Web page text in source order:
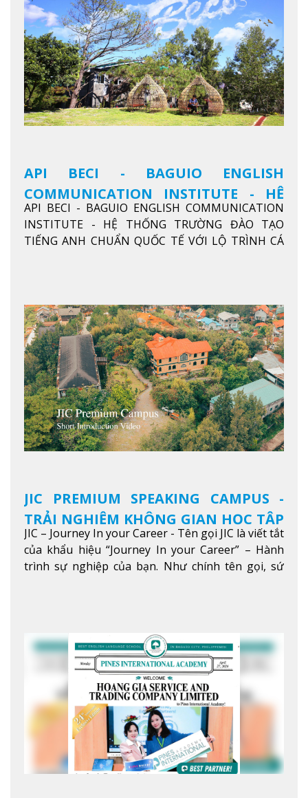
API BECI - BAGUIO ENGLISH
COMMUNICATION INSTITUTE - HỆ
THỐNG TRƯỜNG ĐÀO TẠO TIẾNG
ANH CHUẨN QUỐC TẾ
API BECI - BAGUIO ENGLISH COMMUNICATION
INSTITUTE - HỆ THỐNG TRƯỜNG ĐÀO TẠO
TIẾNG ANH CHUẨN QUỐC TẾ VỚI LỘ TRÌNH CÁ
JIC PREMIUM SPEAKING CAMPUS -
TRẢI NGHIỆM KHÔNG GIAN HỌC TẬP
5 SAO TẠI BAGUIO
JIC – Journey In your Career - Tên gọi JIC là viết tắt
của khẩu hiệu “Journey In your Career” – Hành
trình sự nghiệp của bạn. Như chính tên gọi, sứ